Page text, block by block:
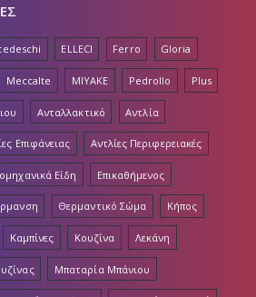
ELLECI Ferro Gloria
Meccalte MIYAKE Pedrollo Plus
Ανταλλακτικό Αντλία
Επιφάνειας Αντλίες Περιφερειακές
Είδη Επικαθήμενος
Θερμαντικό Σώμα Κήπος
Καμπίνες Κουζίνα Λεκάνη
Μπαταρία Μπάνιου